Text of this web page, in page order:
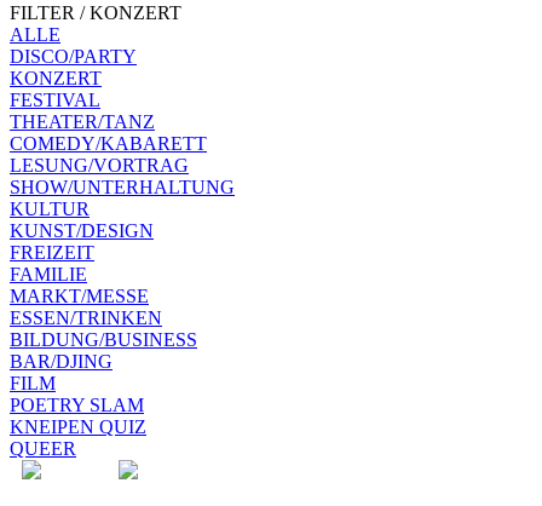
FILTER / KONZERT
ALLE
DISCO/PARTY
KONZERT
FESTIVAL
THEATER/TANZ
COMEDY/KABARETT
LESUNG/VORTRAG
SHOW/UNTERHALTUNG
KULTUR
KUNST/DESIGN
FREIZEIT
FAMILIE
MARKT/MESSE
ESSEN/TRINKEN
BILDUNG/BUSINESS
BAR/DJING
FILM
POETRY SLAM
KNEIPEN QUIZ
QUEER